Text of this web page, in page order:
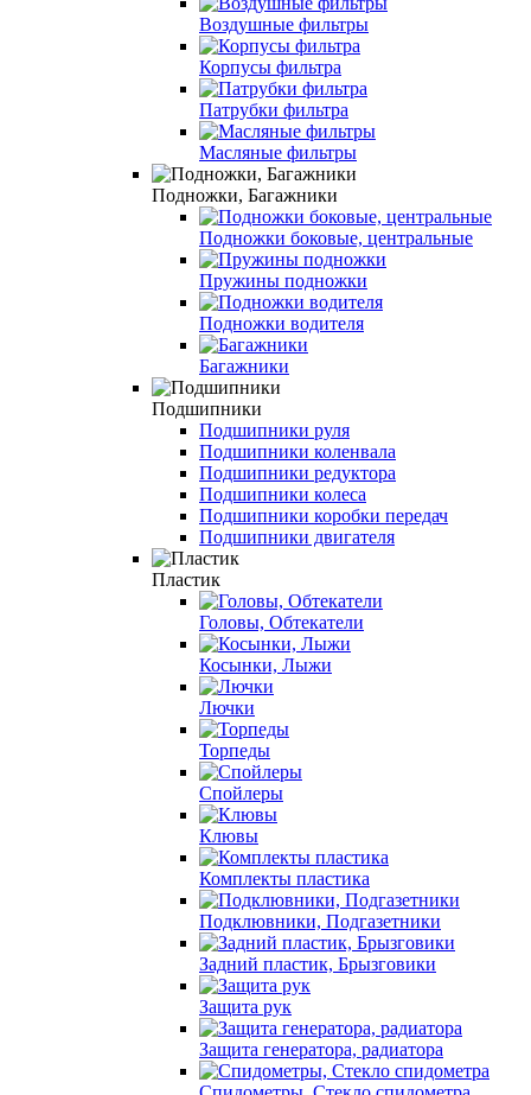
Воздушные фильтры
Корпусы фильтра
Патрубки фильтра
Масляные фильтры
Подножки, Багажники
Подножки боковые, центральные
Пружины подножки
Подножки водителя
Багажники
Подшипники
Подшипники руля
Подшипники коленвала
Подшипники редуктора
Подшипники колеса
Подшипники коробки передач
Подшипники двигателя
Пластик
Головы, Обтекатели
Косынки, Лыжи
Лючки
Торпеды
Спойлеры
Клювы
Комплекты пластика
Подклювники, Подгазетники
Задний пластик, Брызговики
Защита рук
Защита генератора, радиатора